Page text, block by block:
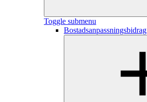
Toggle submenu
Bostadsanpassningsbidrag